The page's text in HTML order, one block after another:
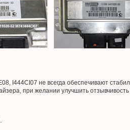
I444CI07 не всегда обеспечивают
при желании улучшить отзывчивость